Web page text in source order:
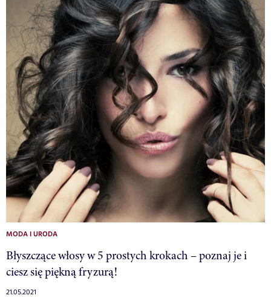
MODA I URODA
Błyszczące włosy w 5 prostych krokach – poznaj je i
ciesz się piękną fryzurą!
21.05.2021